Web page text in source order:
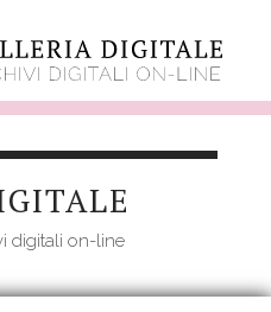
digitali on-line